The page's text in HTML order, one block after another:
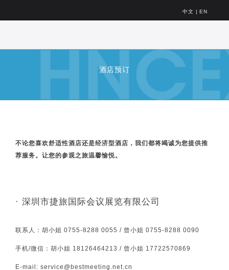
中文 | EN
酒店预订
不论您喜欢舒适性酒店还是经济型酒店，我们都将竭诚为您提供推
荐服务。让您的参观之旅温馨愉悦。
· 深圳市捷旅国际会议展览有限公司
联系人：胡小姐 0755-8288 0055 / 曾小姐 0755-8288 0090
手机/微信：胡小姐 18126464213 / 曾小姐 17722570869
E-mail: service@bestmeeting.net.cn